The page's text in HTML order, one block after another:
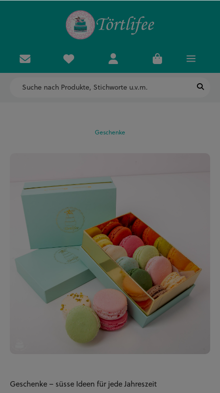
Geschenke
Geschenke – süsse Ideen für jede Jahreszeit